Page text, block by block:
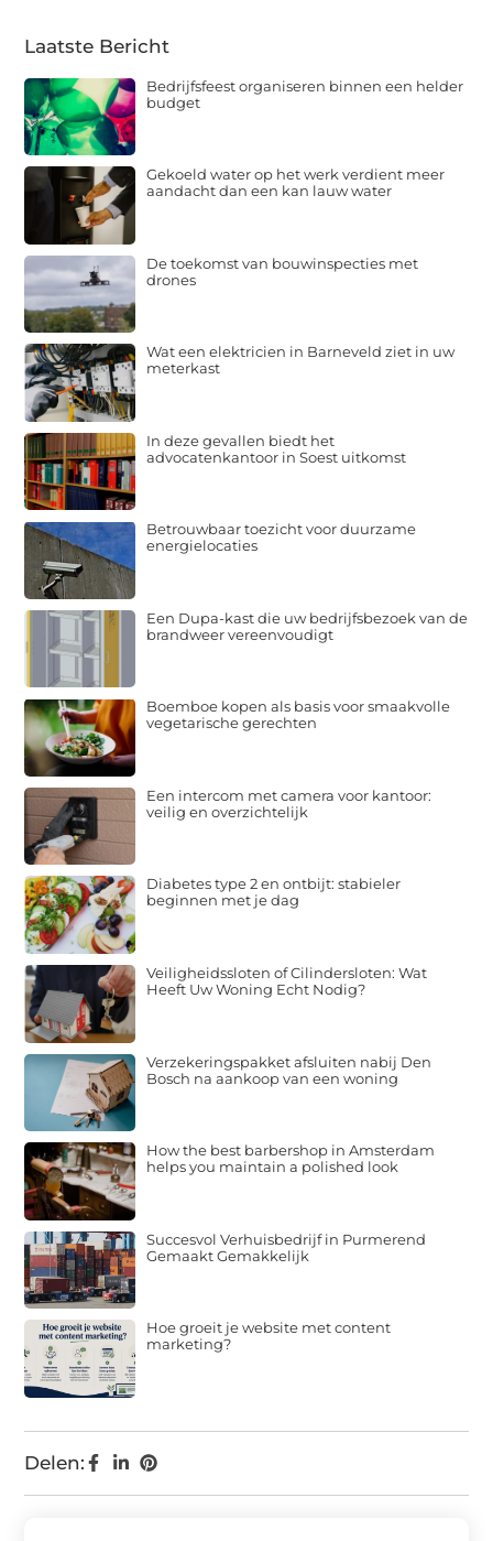
Delen:
Laatste Bericht
Bedrijfsfeest organiseren binnen een helder
budget
Gekoeld water op het werk verdient meer
aandacht dan een kan lauw water
De toekomst van bouwinspecties met
drones
Wat een elektricien in Barneveld ziet in uw
meterkast
In deze gevallen biedt het
advocatenkantoor in Soest uitkomst
Betrouwbaar toezicht voor duurzame
energielocaties
Een Dupa-kast die uw bedrijfsbezoek van de
brandweer vereenvoudigt
Boemboe kopen als basis voor smaakvolle
vegetarische gerechten
Een intercom met camera voor kantoor:
veilig en overzichtelijk
Diabetes type 2 en ontbijt: stabieler
beginnen met je dag
Veiligheidssloten of Cilindersloten: Wat
Heeft Uw Woning Echt Nodig?
Verzekeringspakket afsluiten nabij Den
Bosch na aankoop van een woning
How the best barbershop in Amsterdam
helps you maintain a polished look
Succesvol Verhuisbedrijf in Purmerend
Gemaakt Gemakkelijk
Hoe groeit je website met content
marketing?